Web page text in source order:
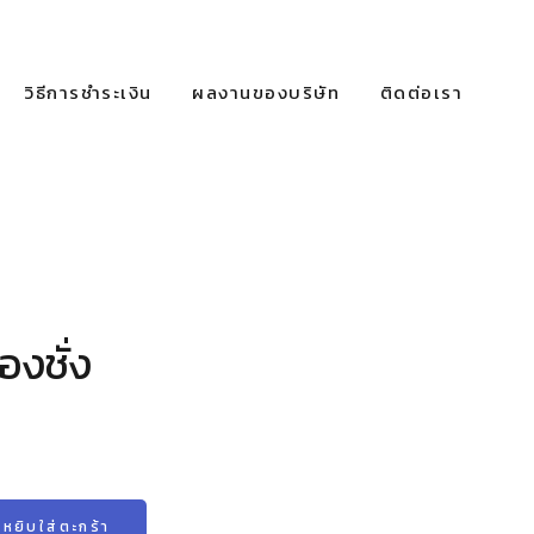
วิธีการชำระเงิน ผลงานของบริษัท ติดต่อเรา
งชั่ง
หยิบใส่ตะกร้า